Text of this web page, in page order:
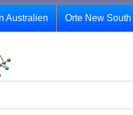
Australien Orte New